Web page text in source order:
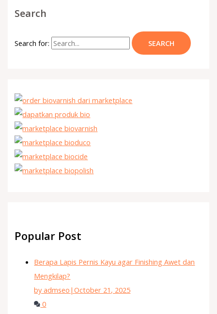
Search
Search for:
Popular Post
Berapa Lapis Pernis Kayu agar Finishing Awet dan
Mengkilap?
by admseo |October 21, 2025
0